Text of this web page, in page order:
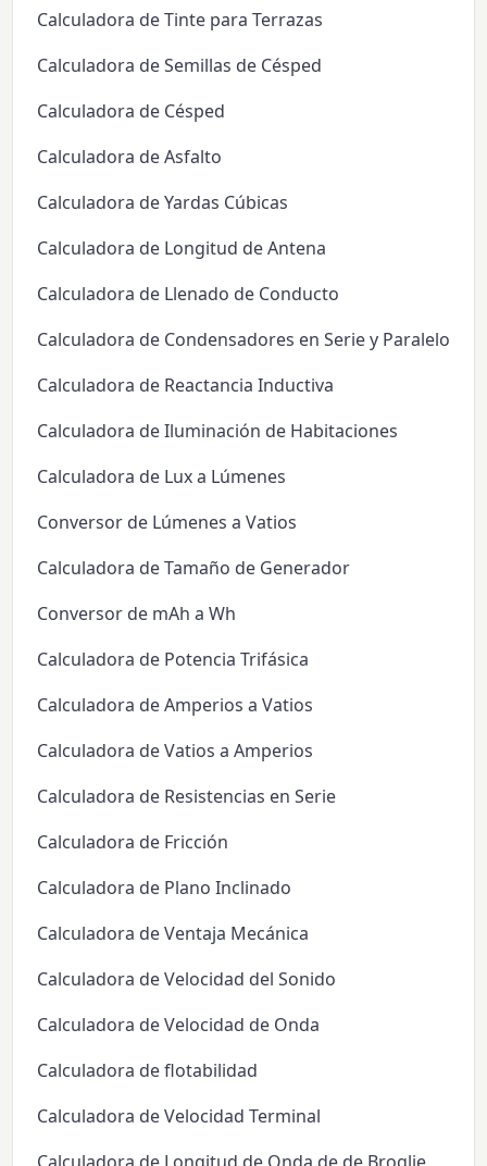
Calculadora de Tinte para Terrazas
Calculadora de Semillas de Césped
Calculadora de Césped
Calculadora de Asfalto
Calculadora de Yardas Cúbicas
Calculadora de Longitud de Antena
Calculadora de Llenado de Conducto
Calculadora de Condensadores en Serie y Paralelo
Calculadora de Reactancia Inductiva
Calculadora de Iluminación de Habitaciones
Calculadora de Lux a Lúmenes
Conversor de Lúmenes a Vatios
Calculadora de Tamaño de Generador
Conversor de mAh a Wh
Calculadora de Potencia Trifásica
Calculadora de Amperios a Vatios
Calculadora de Vatios a Amperios
Calculadora de Resistencias en Serie
Calculadora de Fricción
Calculadora de Plano Inclinado
Calculadora de Ventaja Mecánica
Calculadora de Velocidad del Sonido
Calculadora de Velocidad de Onda
Calculadora de flotabilidad
Calculadora de Velocidad Terminal